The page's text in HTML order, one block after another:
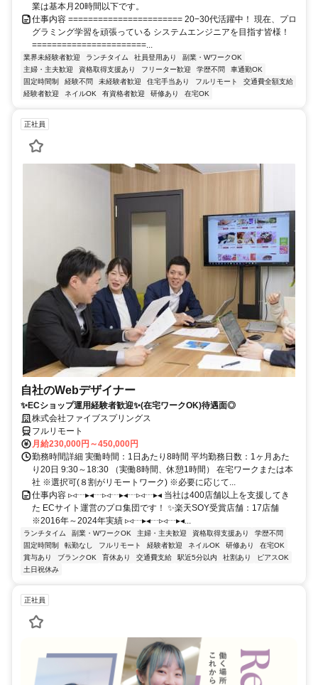
業は基本月20時間以下です。
仕事内容 ======================= 20−30代活躍中！ 現在、プロ
グラミング学習を頑張っている システムエンジニアを目指す皆様！
=======================...
業界未経験者歓迎 ランチタイム 社員登用あり
副業・WワークOK
主婦・主夫歓迎
資格取得支援あり フリーター歓迎 学歴不問
車通勤OK
固定時間制
経験不問 未経験者歓迎 住宅手当あり フルリモート
交通費全額支給
経験者歓迎
ネイルOK 有資格者歓迎 研修あり 在宅OK
正社員
自社のWebデザイナー
✨ECショップ運用経験者歓迎✨(在宅ワークOK)待遇面◎
株式会社ファイブスプリングス
フルリモート
月給230,000円～450,000円
勤務時間詳細 実働時間：1日あたり8時間 平均勤務日数：1ヶ月あた
り20日 9:30～18:30 （実働8時間、休憩1時間） 在宅ワークまたは本
社 ※選択可(８割がリモートワーク) ※必要に応じて...
仕事内容 ▹◃┄▸◂┄▹◃┄▸◂┄▹◃┄▸◂ 当社は400店舗以上を支援してき
た ECサイト運営のプロ集団です！ ✨楽天SOY受賞店舗：17店舗
※2016年～2024年実績 ▹◃┄▸◂┄▹◃┄▸◂...
ランチタイム 副業・WワークOK 主婦・主夫歓迎 資格取得支援あり
学歴不問
固定時間制
転勤なし フルリモート 経験者歓迎 ネイルOK 研修あり
在宅OK
賞与あり
ブランクOK 育休あり 交通費支給 駅近5分以内 社割あり
ピアスOK
土日祝休み
正社員